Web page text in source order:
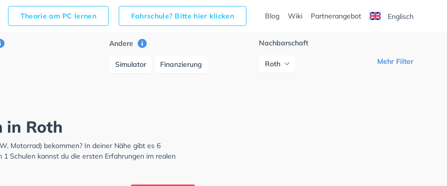
Theorie am PC lernen Fahrschule? Bitte hier klicken Blog Wiki Partnerangebot Englisch
Andere
Simulator Finanzierung
Nachbarschaft
Roth Mehr Filter
in Roth
Motorrad) bekommen? In deiner Nähe gibt es 6
Schulen kannst du die ersten Erfahrungen im realen